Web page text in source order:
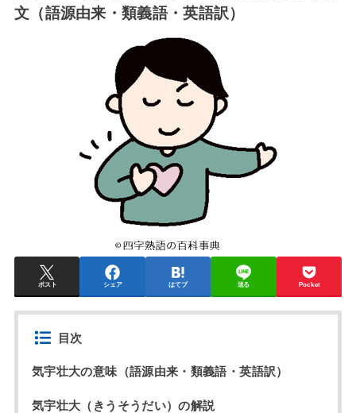
文（語源由来・類義語・英語訳）
ポスト シェア はてブ 送る Pocket
目次
気宇壮大の意味（語源由来・類義語・英語訳）
気宇壮大（きうそうだい）の解説